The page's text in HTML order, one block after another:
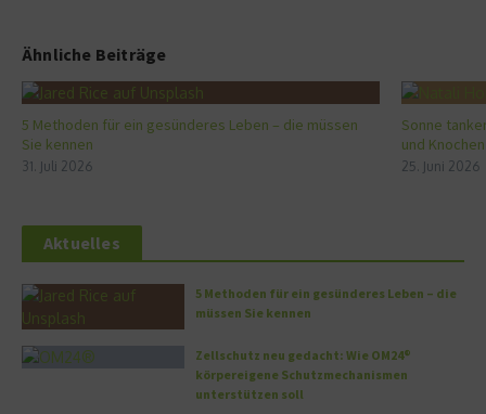
Ähnliche Beiträge
5 Methoden für ein gesünderes Leben – die müssen
Sie kennen
31. Juli 2026
Sonne
und Knochen
25. Juni 2026
Aktuelles
5 Methoden für ein gesünderes Leben – die
müssen Sie kennen
Zellschutz neu gedacht: Wie OM24®
körpereigene Schutzmechanismen
unterstützen soll